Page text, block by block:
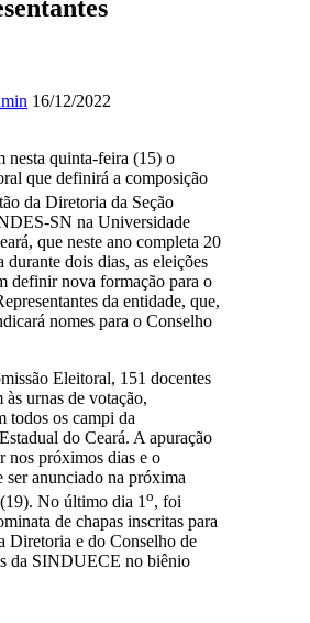
16/12/2022
nesta quinta-feira (15) o
que definirá a composição
da Diretoria da Seção
SN na Universidade
que neste ano completa 20
durante dois dias, as eleições
definir nova formação para o
da entidade, que,
nomes para o Conselho
Eleitoral, 151 docentes
às urnas de votação,
todos os campi da
do Ceará. A apuração
nos próximos dias e o
ser anunciado na próxima
No último dia 1o, foi
de chapas inscritas para
Diretoria e do Conselho de
da SINDUECE no biênio